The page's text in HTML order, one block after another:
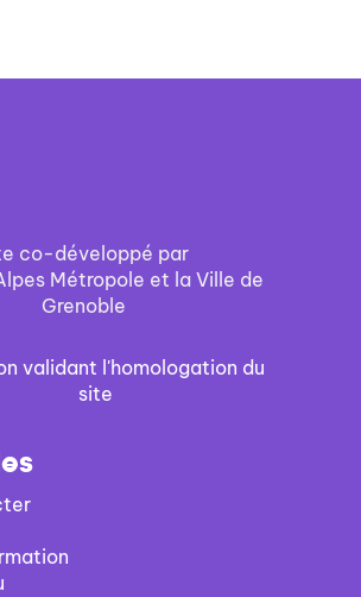
co-développé par
Métropole et la Ville de
Grenoble